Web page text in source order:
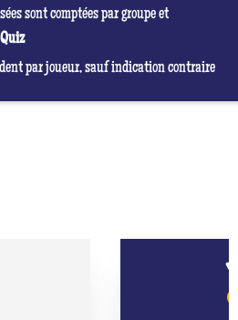
sont comptées par groupe et
Quiz
par joueur, sauf indication contraire